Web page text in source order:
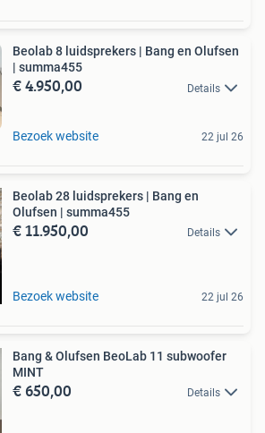
Beolab 8 luidsprekers | Bang en Olufsen
| summa455
€ 4.950,00 Details
Bezoek website 22 jul 26
Beolab 28 luidsprekers | Bang en
Olufsen | summa455
€ 11.950,00 Details
Bezoek website 22 jul 26
Bang & Olufsen BeoLab 11 subwoofer
MINT
€ 650,00 Details